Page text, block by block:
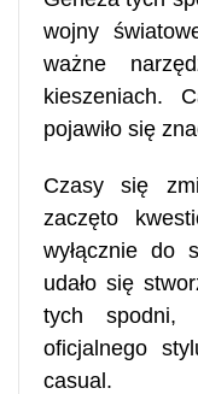
wojny
ważne
kieszeniach.
pojawiło się
Czasy się
zaczęto
wyłącznie do
udało się
tych spodni,
oficjalnego
casual.